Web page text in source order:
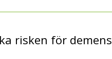
risken för demens